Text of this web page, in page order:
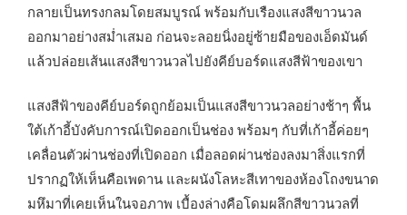
กลายเป็นทรงกลมโดยสมบูรณ์ พร้อมกับเรืองแสงสีขาวนวล
ออกมาอย่างสม่ำเสมอ ก่อนจะลอยนิ่งอยู่ซ้ายมือของเอ็ดมันด์
แล้วปล่อยเส้นแสงสีขาวนวลไปยังคีย์บอร์ดแสงสีฟ้าของเขา
แสงสีฟ้าของคีย์บอร์ดถูกย้อมเป็นแสงสีขาวนวลอย่างช้าๆ พื้น
ใต้เก้าอี้บังคับการณ์เปิดออกเป็นช่อง พร้อมๆ กับที่เก้าอี้ค่อยๆ
เคลื่อนตัวผ่านช่องที่เปิดออก เมื่อลอดผ่านช่องลงมาสิ่งแรกที่
ปรากฏให้เห็นคือเพดาน และผนังโลหะสีเทาของห้องโถงขนาด
มหึมาที่เคยเห็นในจอภาพ เบื้องล่างคือโดมผลึกสีขาวนวลที่